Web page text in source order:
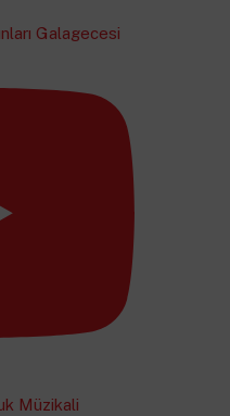
Galagecesi
Müzikali